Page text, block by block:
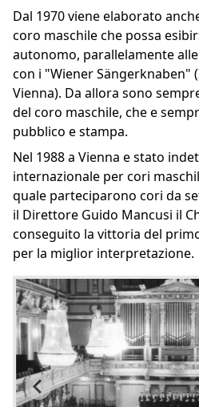
Dal 1970 viene elaborato
coro maschile che possa
autonomo, parallelamente
con i "Wiener Sängerknaben"
Vienna). Da allora sono
del coro maschile, che e
pubblico e stampa.
Nel 1988 a Vienna e stato
internazionale per cori
quale parteciparono cori da
il Direttore Guido Mancusi il
conseguito la vittoria del
per la miglior interpretazione.